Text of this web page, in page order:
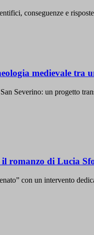
conseguenze e risposte
medievale tra
Severino: un progetto
il romanzo di Lucia
con un intervento